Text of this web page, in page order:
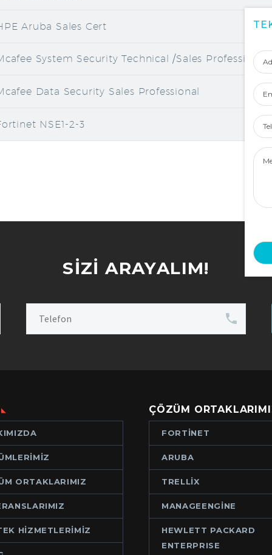
Aruba Sales Cert
System Security Technical /Sales Professional
Data Security Sales Professional
NSE1-2-3
SIZI ARAYALIM!
ORTAKLARIMIZ
HIZMETLERIMIZ
ÇÖZÜM
FORTINET
ARUBA
TRELLIX
MANAGEENGINE
HEWLETT PACKARD
ENTERPRISE